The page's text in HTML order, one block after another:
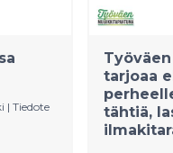
se vaatii
laajaa
| Tiedote
tarjoaa
tähtiä,